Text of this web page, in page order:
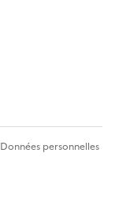
Données personnelles